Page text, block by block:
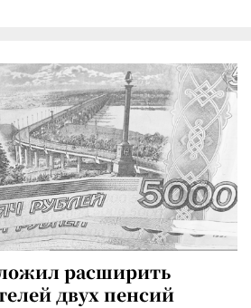
расширить
двух пенсий